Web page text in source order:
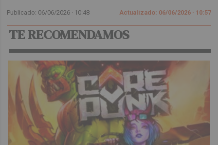
Publicado: 06/06/2026 · 10:48 Actualizado: 06/06/2026 · 10:57
TE RECOMENDAMOS